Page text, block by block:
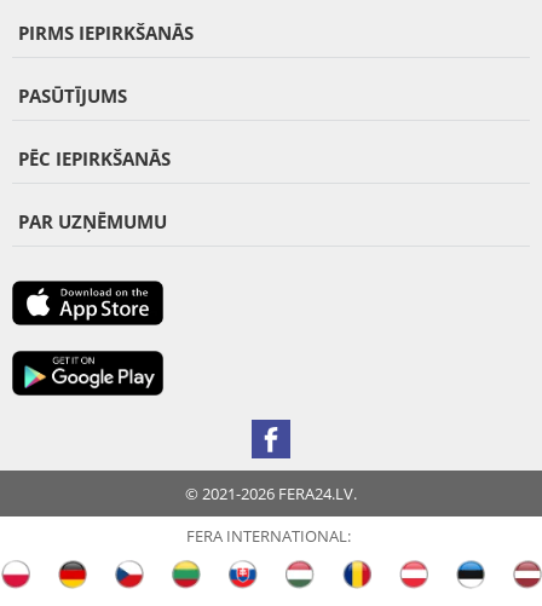
PIRMS IEPIRKŠANĀS
PASŪTĪJUMS
PĒC IEPIRKŠANĀS
PAR UZŅĒMUMU
© 2021-2026 FERA24.LV.
FERA INTERNATIONAL: